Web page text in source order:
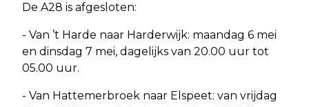
De A28 is afgesloten:
- Van ’t Harde naar Harderwijk: maandag 6 mei
en dinsdag 7 mei, dagelijks van 20.00 uur tot
05.00 uur.
- Van Hattemerbroek naar Elspeet: van vrijdag